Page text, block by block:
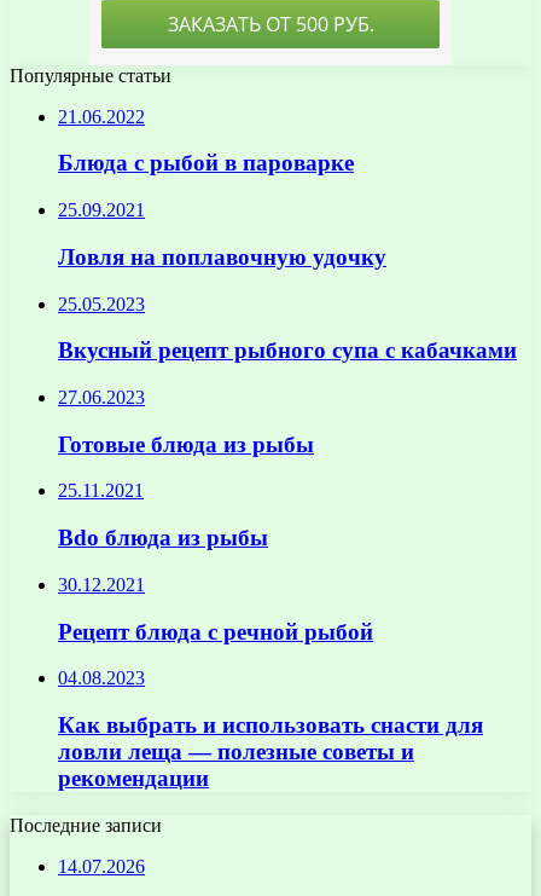
Популярные статьи
21.06.2022
Блюда с рыбой в пароварке
25.09.2021
Ловля на поплавочную удочку
25.05.2023
Вкусный рецепт рыбного супа с кабачками
27.06.2023
Готовые блюда из рыбы
25.11.2021
Bdo блюда из рыбы
30.12.2021
Рецепт блюда с речной рыбой
04.08.2023
Как выбрать и использовать снасти для
ловли леща — полезные советы и
рекомендации
Последние записи
14.07.2026